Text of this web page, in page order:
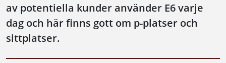
av potentiella kunder använder E6 varje
dag och här finns gott om p-platser och
sittplatser.